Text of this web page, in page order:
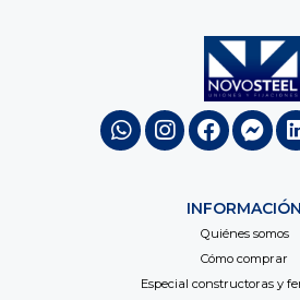
INFORMACIÓN
Quiénes somos
Cómo comprar
Especial constructoras y